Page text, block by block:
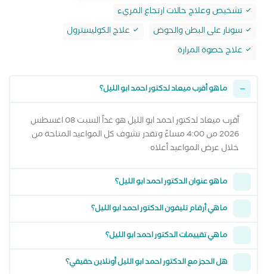
تشخيص وعلاج حالات ارتجاع المريء
سونار على البطن والحوض
علاج الكوليسترول
علاج حصوة المرارة
ما هو أقرب ميعاد لدكتور احمد ابو الليل؟
أقرب ميعاد لدكتور احمد ابو الليل هو غداً السبت 08 اغسطس
2026 من 4:00 مساءً وتقدر تشوف كل المواعيد المتاحة من
خلال عرض المواعيد أعلاه
ما هو عنوان الدكتور احمد ابو الليل؟
ما هي أرقام تليفون الدكتور احمد ابو الليل؟
ما هي تقييمات الدكتور احمد ابو الليل؟
هل الحجز مع الدكتور احمد ابو الليل أونلاين حقيقي؟